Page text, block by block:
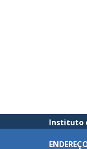
Instituto